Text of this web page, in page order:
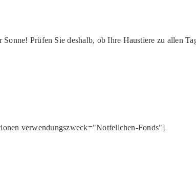
Prüfen Sie deshalb, ob Ihre Haustiere zu allen
verwendungszweck="Notfellchen-Fonds"]